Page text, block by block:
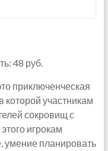
48 руб.
приключенческая
которой участникам
сокровищ с
игрокам
умение планировать